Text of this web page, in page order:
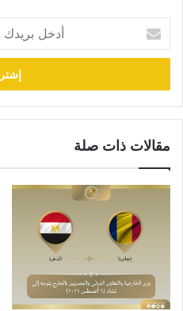
بريدك
الإلكتروني
مقالات ذات صلة